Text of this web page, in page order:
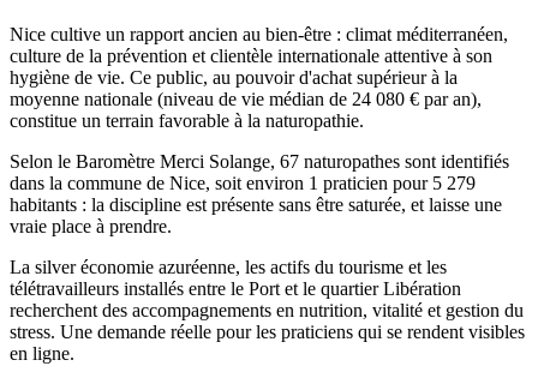
Nice cultive un rapport ancien au bien-être : climat méditerranéen,
culture de la prévention et clientèle internationale attentive à son
hygiène de vie. Ce public, au pouvoir d'achat supérieur à la
moyenne nationale (niveau de vie médian de 24 080 € par an),
constitue un terrain favorable à la naturopathie.
Selon le Baromètre Merci Solange, 67 naturopathes sont identifiés
dans la commune de Nice, soit environ 1 praticien pour 5 279
habitants : la discipline est présente sans être saturée, et laisse une
vraie place à prendre.
La silver économie azuréenne, les actifs du tourisme et les
télétravailleurs installés entre le Port et le quartier Libération
recherchent des accompagnements en nutrition, vitalité et gestion du
stress. Une demande réelle pour les praticiens qui se rendent visibles
en ligne.